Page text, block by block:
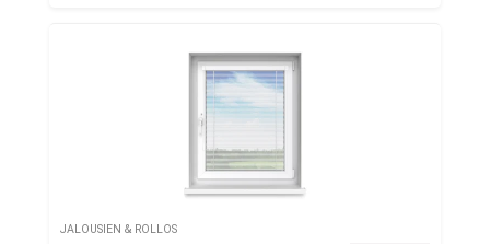
JALOUSIEN & ROLLOS